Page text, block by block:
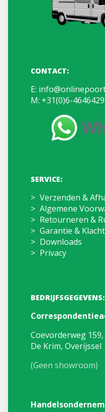
CONTACT:
E:
M: +31(0)6-
SERVICE:
Verzenden &
Algemene
Retourneren &
Garantie &
Downloads
Privacy
BEDRIJFSGEGEVENS:
Coevorderweg 159,
De Krim, Overijssel
(Geen showroom)